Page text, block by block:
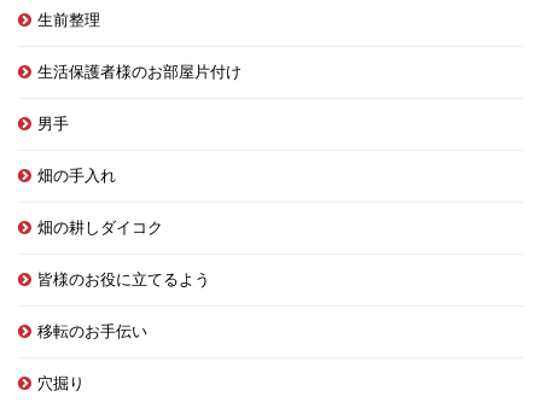
生前整理
生活保護者様のお部屋片付け
男手
畑の手入れ
畑の耕しダイコク
皆様のお役に立てるよう
移転のお手伝い
穴掘り